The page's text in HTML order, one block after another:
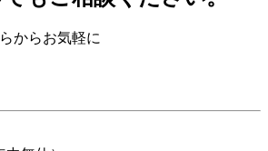
からお気軽に